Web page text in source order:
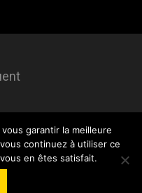
Contact Mentions légales
garantir la meilleure
continuez à utiliser ce
en êtes satisfait.